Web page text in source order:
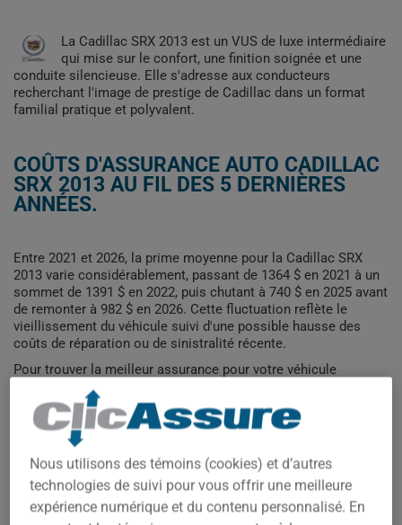
La Cadillac SRX 2013 est un VUS de luxe intermédiaire
qui mise sur le confort, une finition soignée et une
conduite silencieuse. Elle s'adresse aux conducteurs
recherchant l'image de prestige de Cadillac dans un format
familial pratique et polyvalent.
COÛTS D'ASSURANCE AUTO CADILLAC
SRX 2013 AU FIL DES 5 DERNIÈRES
ANNÉES.
Entre 2021 et 2026, la prime moyenne pour la Cadillac SRX
2013 varie considérablement, passant de 1364 $ en 2021 à un
sommet de 1391 $ en 2022, puis chutant à 740 $ en 2025 avant
de remonter à 982 $ en 2026. Cette fluctuation reflète le
vieillissement du véhicule suivi d'une possible hausse des
coûts de réparation ou de sinistralité récente.
Pour trouver la meilleur assurance pour votre véhicule
CADILLAC SRX 2013, il est plus important que jamais de
comparer les options disponibles.
1 400$
Nous utilisons des témoins (cookies) et d’autres
technologies de suivi pour vous offrir une meilleure
expérience numérique et du contenu personnalisé. En